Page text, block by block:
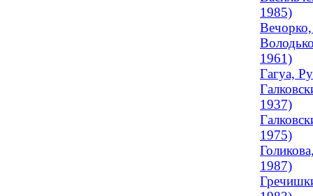
1985)
1961)
Гагуа,
1937)
1975)
1987)